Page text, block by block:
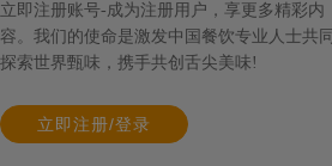
立即注册账号-成为注册用户，享更多精彩内
容。我们的使命是激发中国餐饮专业人士共同
探索世界甄味，携手共创舌尖美味!
立即注册/登录